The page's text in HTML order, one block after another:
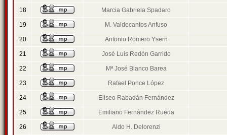
18 Marcia Gabriela Spadaro
19 M. Valdecantos Anfuso
20 Antonio Romero Ysern
21 José Luis Redón Garrido
22 Mª José Blanco Barea
23 Rafael Ponce López
24 Eliseo Rabadán Fernández
25 Emiliano Fernández Rueda
26 Aldo H. Delorenzi